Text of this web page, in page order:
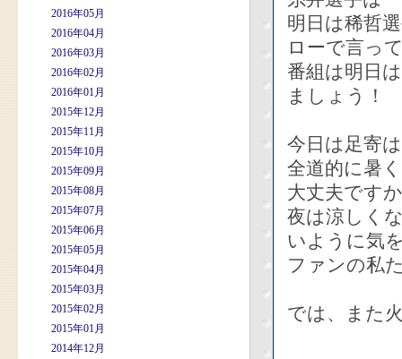
2016年05月
2016年04月
2016年03月
2016年02月
2016年01月
2015年12月
2015年11月
2015年10月
2015年09月
2015年08月
2015年07月
2015年06月
2015年05月
2015年04月
2015年03月
2015年02月
2015年01月
2014年12月
明日は稀哲
ローで言っ
番組は明日
ましょう！
今日は足寄
全道的に暑
大丈夫です
夜は涼しく
いように気
ファンの私
では、また